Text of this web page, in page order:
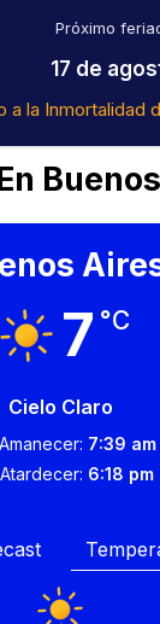
Próximo
17 de
a la Inmortalidad
7 °C
Cielo Claro
Amanecer: 7:39 am
Atardecer: 6:18 pm